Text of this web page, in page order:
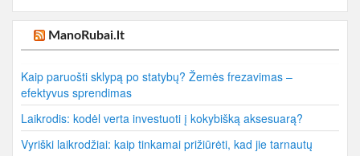
ManoRubai.lt
Kaip paruošti sklypą po statybų? Žemės frezavimas –
efektyvus sprendimas
Laikrodis: kodėl verta investuoti į kokybišką aksesuarą?
Vyriški laikrodžiai: kaip tinkamai prižiūrėti, kad jie tarnautų